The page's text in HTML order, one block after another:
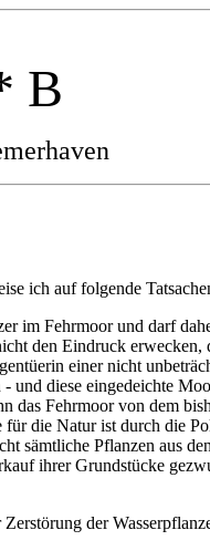
B
ich auf folgende
im Fehrmoor und darf
den Eindruck
einer nicht
diese eingedeichte
Fehrmoor von dem
die Natur ist durch die
sämtliche Pflanzen aus
ihrer Grundstücke
der